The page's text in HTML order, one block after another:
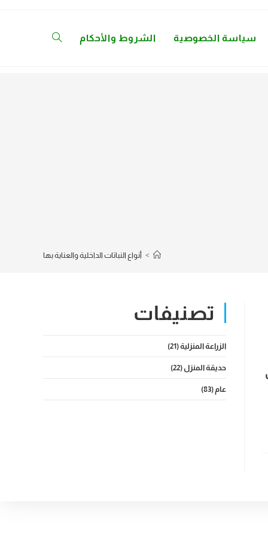
سياسة الخصوصية الشروط والأحكام Toggle
> أنواع النباتات الداخلية والعناية بها
تصنيفات
الزراعة المنزلية(21)
حديقة المنزل (22)
عام(83)